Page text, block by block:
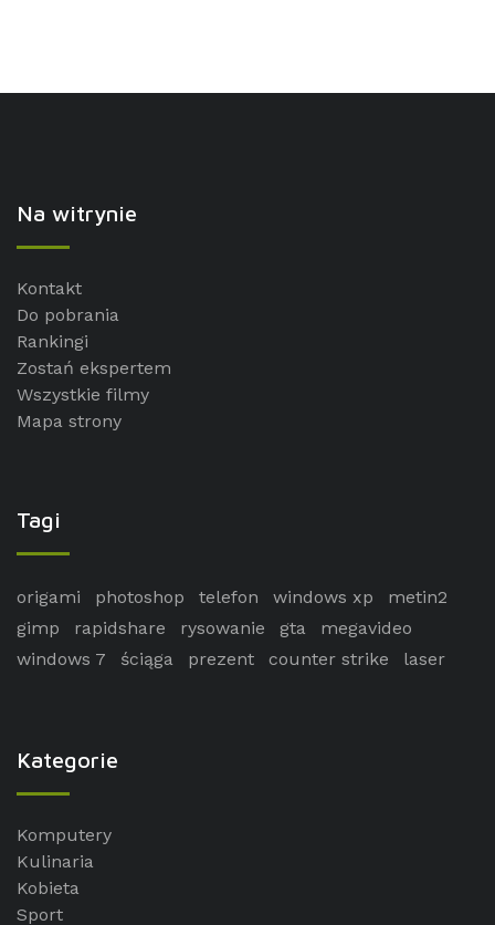
Na witrynie
Kontakt
Do pobrania
Rankingi
Zostań ekspertem
Wszystkie filmy
Mapa strony
Tagi
origami photoshop telefon windows xp
metin2
gimp
rapidshare rysowanie gta
megavideo
windows 7
ściąga prezent counter strike laser
Kategorie
Komputery
Kulinaria
Kobieta
Sport